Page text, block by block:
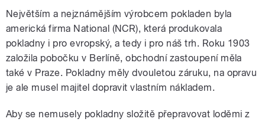
Největším a nejznámějším výrobcem pokladen byla
americká firma National (NCR), která produkovala
pokladny i pro evropský, a tedy i pro náš trh. Roku 1903
založila pobočku v Berlíně, obchodní zastoupení měla
také v Praze. Pokladny měly dvouletou záruku, na opravu
je ale musel majitel dopravit vlastním nákladem.
Aby se nemusely pokladny složitě přepravovat loděmi z